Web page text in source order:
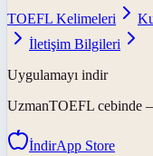
TOEFL Kelimeleri
İletişim Bilgileri
Uygulamayı indir
UzmanTOEFL cebinde
İndirApp Store